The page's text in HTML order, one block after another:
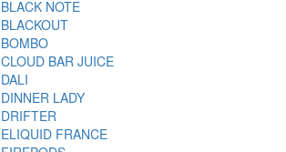
BLACK NOTE
BLACKOUT
BOMBO
CLOUD BAR JUICE
DALI
DINNER LADY
DRIFTER
ELIQUID FRANCE